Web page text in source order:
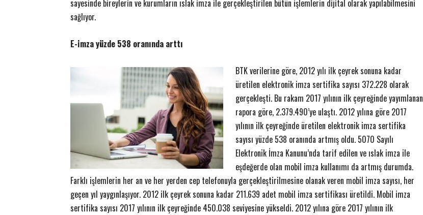
sayesinde bireylerin ve kurumların ıslak imza ile gerçekleştirilen bütün işlemlerin dijital olarak yapılabilmesini
sağlıyor.
E-imza yüzde 538 oranında arttı
BTK verilerine göre, 2012 yılı ilk çeyrek sonuna kadar
üretilen elektronik imza sertifika sayısı 372.228 olarak
gerçekleşti. Bu rakam 2017 yılının ilk çeyreğinde yayımlanan
rapora göre, 2.379.490’ye ulaştı. 2012 yılına göre 2017
yılının ilk çeyreğinde üretilen elektronik imza sertifika
sayısı yüzde 538 oranında artmış oldu. 5070 Sayılı
Elektronik İmza Kanunu’nda tarif edilen ve ıslak imza ile
eşdeğerde olan mobil imza kullanımı da artmış durumda.
Farklı işlemlerin her an ve her yerden cep telefonuyla gerçekleştirilmesine olanak veren mobil imza sayısı, her
geçen yıl yaygınlaşıyor. 2012 ilk çeyrek sonuna kadar 211.639 adet mobil imza sertifikası üretildi. Mobil imza
sertifika sayısı 2017 yılının ilk çeyreğinde 450.038 seviyesine yükseldi. 2012 yılına göre 2017 yılının ilk